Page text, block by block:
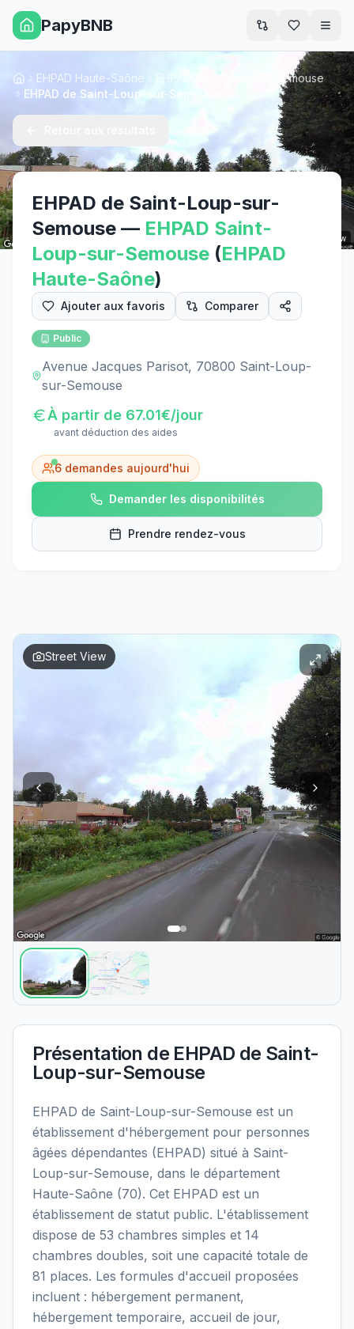
PapyBNB
Street View
AccueilEHPAD Haute-Saône
EHPAD Saint-Loup-sur-Semouse
EHPAD de Saint-Loup-sur-Semouse
EHPAD de Saint-Loup-sur-
Semouse — EHPAD Saint-
Loup-sur-Semouse (EHPAD
Haute-Saône)
Ajouter aux favoris Comparer
Public
Avenue Jacques Parisot, 70800 Saint-Loup-
sur-Semouse
À partir de 67.01€/jour
avant déduction des aides
6 demandes aujourd'hui
Demander les disponibilités
Prendre rendez-vous
Street View
Présentation de EHPAD de Saint-
Loup-sur-Semouse
EHPAD de Saint-Loup-sur-Semouse est un
établissement d'hébergement pour personnes
âgées dépendantes (EHPAD) situé à Saint-
Loup-sur-Semouse, dans le département
Haute-Saône (70). Cet EHPAD est un
établissement de statut public. L'établissement
dispose de 53 chambres simples et 14
chambres doubles, soit une capacité totale de
81 places. Les formules d'accueil proposées
incluent : hébergement permanent,
hébergement temporaire, accueil de jour,